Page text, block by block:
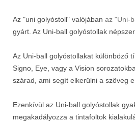
Az "uni golyóstoll" valójában az "Uni-
gyárt. Az Uni-ball golyóstollak
Az Uni-ball golyóstollakat különböző
Signo, Eye, vagy a Vision
szárad, ami segít elkerülni a szöveg
Ezenkívül az Uni-ball golyóstollak
megakadályozza a tintafoltok